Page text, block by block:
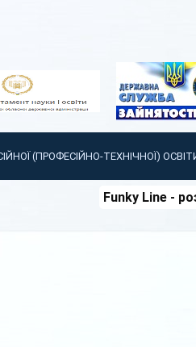
(ПРОФЕСІЙНО-ТЕХНІЧНОЇ)
Funky Line-